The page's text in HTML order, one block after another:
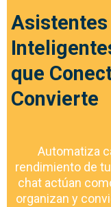
Asistentes
que
Convierte
Automatiza
rendimiento de
chat actúan
organizan y